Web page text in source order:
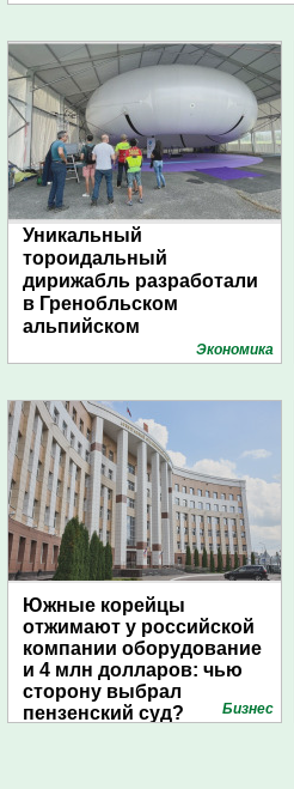
Уникальный
тороидальный
дирижабль разработали
в Гренобльском
альпийском
Экономика
Южные корейцы
отжимают у российской
компании оборудование
и 4 млн долларов: чью
сторону выбрал
пензенский суд?
Бизнес